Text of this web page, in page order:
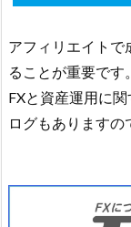
アフィリエイトで
ることが重要です。
FXと資産運用に
ログもありますの